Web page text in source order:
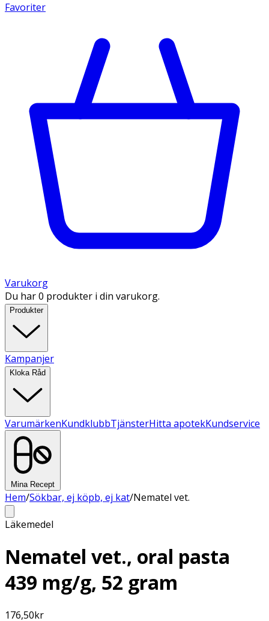
Favoriter
Varukorg
Du har 0 produkter i din varukorg.
Produkter
Kampanjer
Kloka Råd
VarumärkenKundklubbTjänsterHitta apotekKundservice
Mina Recept
Hem/Sökbar, ej köpb, ej kat/Nematel vet.
Läkemedel
Nematel vet., oral pasta
439 mg/g, 52 gram
176,50kr